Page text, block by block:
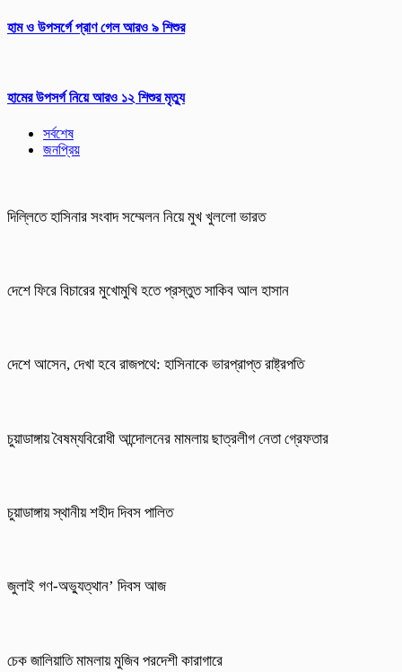
হাম ও উপসর্গে প্রাণ গেল আরও ৯ শিশুর
হামের উপসর্গ নিয়ে আরও ১২ শিশুর মৃত্যু
সর্বশেষ
জনপ্রিয়
দিল্লিতে হাসিনার সংবাদ সম্মেলন নিয়ে মুখ খুললো ভারত
দেশে ফিরে বিচারের মুখোমুখি হতে প্রস্তুত সাকিব আল হাসান
দেশে আসেন, দেখা হবে রাজপথে: হাসিনাকে ভারপ্রাপ্ত রাষ্ট্রপতি
চুয়াডাঙ্গায় বৈষম্যবিরোধী আন্দোলনের মামলায় ছাত্রলীগ নেতা গ্রেফতার
চুয়াডাঙ্গায় স্থানীয় শহীদ দিবস পা‌লিত
জুলাই গণ-অভ্যুত্থান’ দিবস আজ
চেক জালিয়াতি মামলায় মুজিব পরদেশী কারাগারে